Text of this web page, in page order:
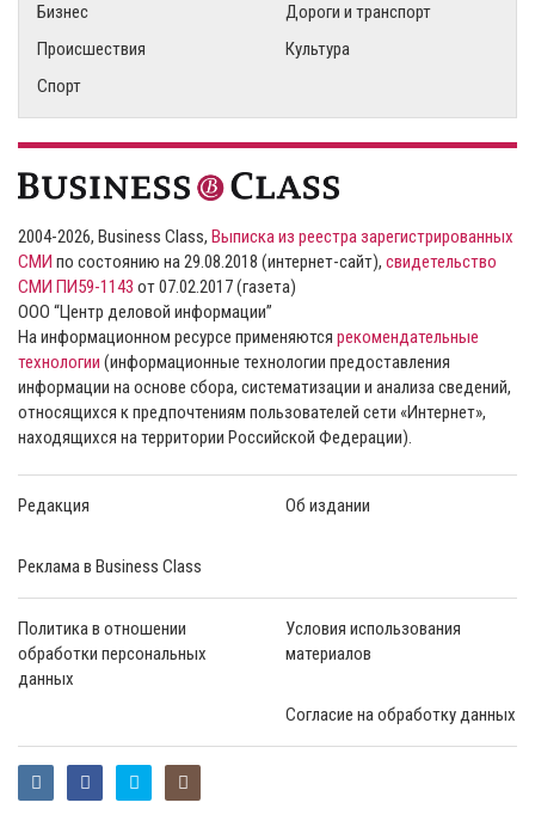
Бизнес
Дороги и транспорт
Происшествия
Культура
Спорт
2004-2026, Business Class, Выписка из реестра зарегистрированных
СМИ по состоянию на 29.08.2018 (интернет-сайт), свидетельство
СМИ ПИ59-1143 от 07.02.2017 (газета)
ООО “Центр деловой информации”
На информационном ресурсе применяются рекомендательные
технологии (информационные технологии предоставления
информации на основе сбора, систематизации и анализа сведений,
относящихся к предпочтениям пользователей сети «Интернет»,
находящихся на территории Российской Федерации).
Редакция Об издании
Реклама в Business Class
Политика в отношении
обработки персональных
данных
Условия использования
материалов
Согласие на обработку данных